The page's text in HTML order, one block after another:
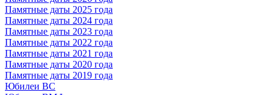
Памятные даты 2025 года
Памятные даты 2024 года
Памятные даты 2023 года
Памятные даты 2022 года
Памятные даты 2021 года
Памятные даты 2020 года
Памятные даты 2019 года
Юбилеи ВС